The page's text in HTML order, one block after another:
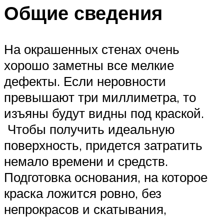
Общие сведения
На окрашенных стенах очень
хорошо заметны все мелкие
дефекты. Если неровности
превышают три миллиметра, то
изъяны будут видны под краской.
Чтобы получить идеальную
поверхность, придется затратить
немало времени и средств.
Подготовка основания, на которое
краска ложится ровно, без
непрокрасов и скатывания,